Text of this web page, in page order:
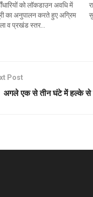
को लॉकडाउन अवधि में
का अनुपालन करते हुए अग्रिम
व प्रखंड स्तर…
Post
अगले एक से तीन घंटे में हल्‍के से